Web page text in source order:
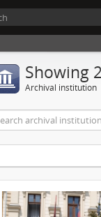
Showing
Archival institution